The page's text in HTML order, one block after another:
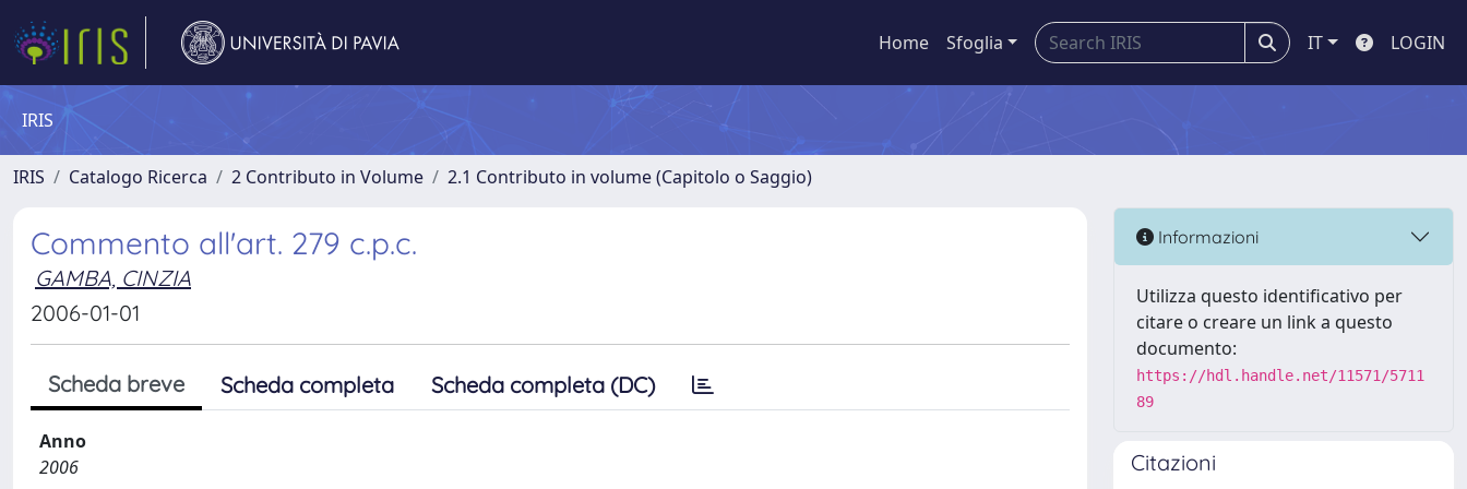
Home Sfoglia IT LOGIN
IRIS
IRIS Catalogo Ricerca 2 Contributo in Volume 2.1 Contributo in volume (Capitolo o Saggio)
Commento all'art. 279 c.p.c.
GAMBA, CINZIA
2006-01-01
Scheda breve Scheda completa Scheda completa (DC)
Anno
2006
Informazioni
Utilizza questo identificativo per
citare o creare un link a questo
documento:
https://hdl.handle.net/11571/5711
89
Citazioni